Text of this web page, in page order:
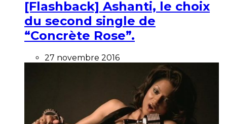
[Flashback] Ashanti, le choix
du second single de
“Concrète Rose”.
27 novembre 2016